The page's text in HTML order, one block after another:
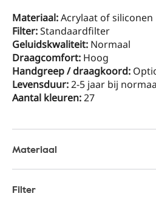
Materiaal:Acrylaat of siliconen
Filter:Standaardfilter
Geluidskwaliteit: Normaal
Draagcomfort: Hoog
Handgreep / draagkoord:
Levensduur:2-5 jaar bij
Aantal kleuren:27
Materiaal
Filter